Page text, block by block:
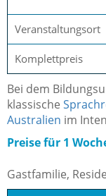
Veranstaltungsort
Komplettpreis
Bei dem
klassische
Australien im
Preise für 1
Gastfamilie,